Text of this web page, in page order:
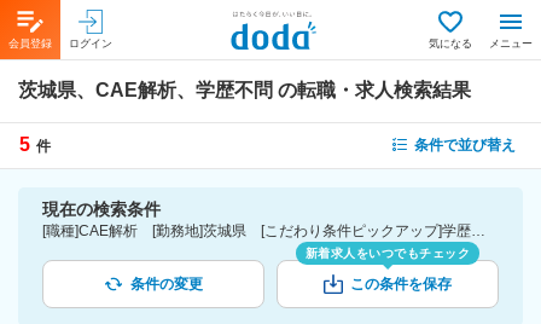
会員登録 ログイン 気になる メニュー
茨城県、CAE解析、学歴不問 の転職・求人検索結果
5 件 条件で並び替え
現在の検索条件
[職種]CAE解析 [勤務地]茨城県 [こだわり条件ピックアップ]学歴不問 [詳細条件](募集・採用情報)学歴不問
条件の変更
新着求人をいつでもチェック
この条件を保存